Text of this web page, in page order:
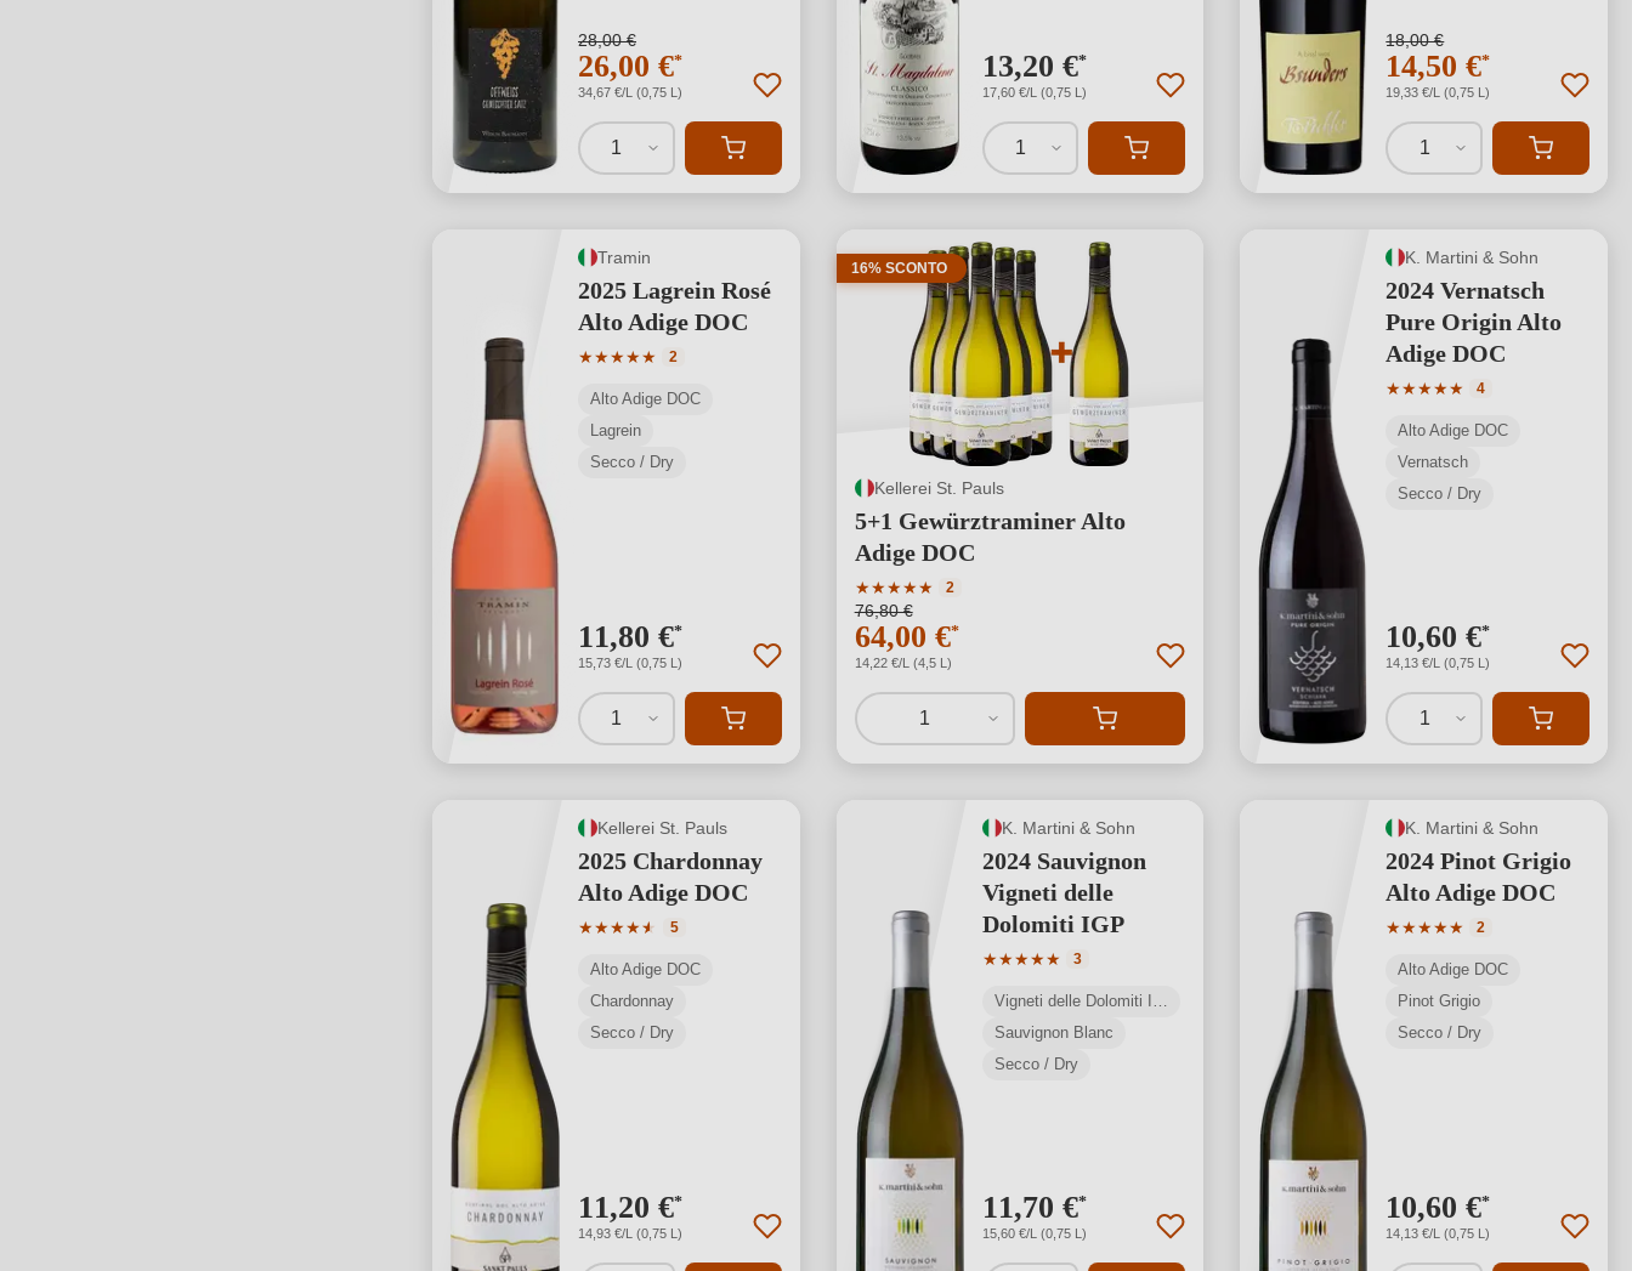
28,00 €
26,00 €*
34,67 €/L (0,75 L)
1
13,20 €*
17,60 €/L (0,75 L)
1
18,00 €
14,50 €*
19,33 €/L (0,75 L)
1
Tramin
2025 Lagrein Rosé
Alto Adige DOC
★★★★★
Valutazione media di 5 su 5 stelle
2
Alto Adige DOC
Lagrein
Secco / Dry
11,80 €*
15,73 €/L (0,75 L)
1
16% SCONTO
Kellerei St. Pauls
5+1 Gewürztraminer Alto
Adige DOC
★★★★★
Valutazione media di 5 su 5 stelle
2
76,80 €
64,00 €*
14,22 €/L (4,5 L)
1
K. Martini & Sohn
2024 Vernatsch
Pure Origin Alto
Adige DOC
★★★★★
Valutazione media di 5 su 5
4
Alto Adige DOC
Vernatsch
Secco / Dry
10,60 €*
14,13 €/L (0,75 L)
1
Kellerei St. Pauls
2025 Chardonnay
Alto Adige DOC
★★★★★
★
Valutazione media di 4.6 su 5 stelle
5
Alto Adige DOC
Chardonnay
Secco / Dry
11,20 €*
14,93 €/L (0,75 L)
K. Martini & Sohn
2024 Sauvignon
Vigneti delle
Dolomiti IGP
★★★★★
Valutazione media di 5 su 5 stelle
3
Vigneti delle Dolomiti IGP
Sauvignon Blanc
Secco / Dry
11,70 €*
15,60 €/L (0,75 L)
K. Martini & Sohn
2024 Pinot Grigio
Alto Adige DOC
★★★★★
Valutazione media di 5 su 5
2
Alto Adige DOC
Pinot Grigio
Secco / Dry
10,60 €*
14,13 €/L (0,75 L)